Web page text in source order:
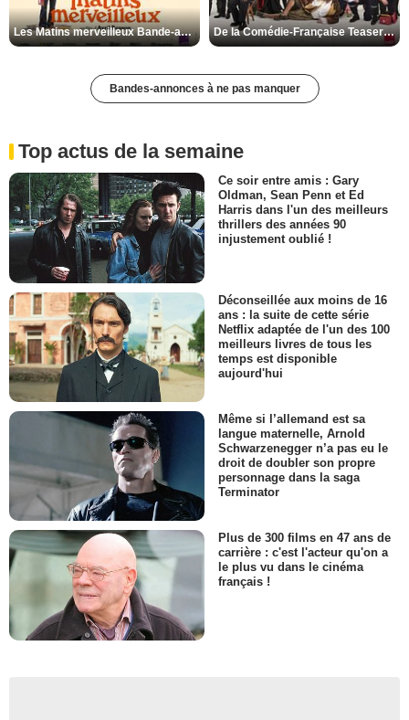
Les Matins merveilleux Bande-annonce VF De la Comédie-Française Teaser VF
Bandes-annonces à ne pas manquer
Top actus de la semaine
Ce soir entre amis : Gary
Oldman, Sean Penn et Ed
Harris dans l'un des meilleurs
thrillers des années 90
injustement oublié !
Déconseillée aux moins de 16
ans : la suite de cette série
Netflix adaptée de l'un des 100
meilleurs livres de tous les
temps est disponible
aujourd'hui
Même si l’allemand est sa
langue maternelle, Arnold
Schwarzenegger n’a pas eu le
droit de doubler son propre
personnage dans la saga
Terminator
Plus de 300 films en 47 ans de
carrière : c'est l'acteur qu'on a
le plus vu dans le cinéma
français !